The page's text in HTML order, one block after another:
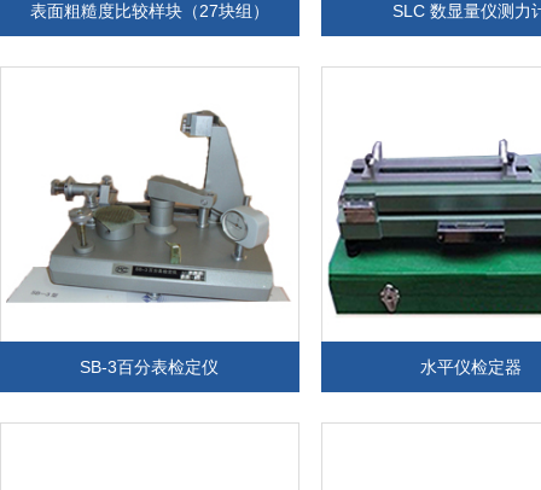
表面粗糙度比较样块（27块组） SLC 数显量仪测力
SB-3百分表检定仪 水平仪检定器